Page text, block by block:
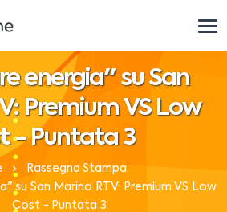
energia" su San
Premium VS Low
- Puntata 3
Rassegna Stampa
su San Marino RTV: Premium VS Low
Cost - Puntata 3